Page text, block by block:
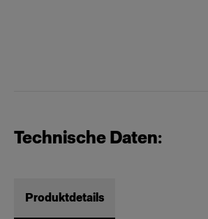
Technische Daten:
Produktdetails